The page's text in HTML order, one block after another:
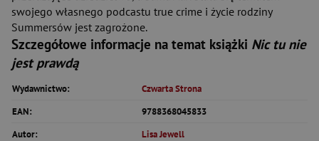
swojego własnego podcastu true crime i życie rodziny
Summersów jest zagrożone.
Szczegółowe informacje na temat książki Nic tu nie
jest prawdą
Wydawnictwo:
Czwarta Strona
EAN:
9788368045833
Autor:
Lisa Jewell